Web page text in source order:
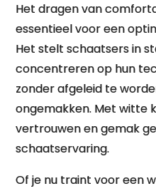
Het dragen van
essentieel voor een
Het stelt schaatsers in
concentreren op hun
zonder afgeleid te
ongemakken. Met witte
vertrouwen en gemak
schaatservaring.
Of je nu traint voor een